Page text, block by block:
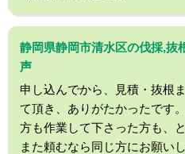
静岡県静岡市清水区の伐採,抜
声
申し込んでから、見積・抜根
て頂き、ありがたかったです
方も作業して下さった方も、
また頼むなら同じ方にお願い